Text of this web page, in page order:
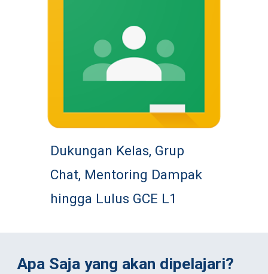
Dukungan Kelas, Grup
Chat, Mentoring Dampak
hingga Lulus GCE L1
Apa Saja yang akan dipelajari?